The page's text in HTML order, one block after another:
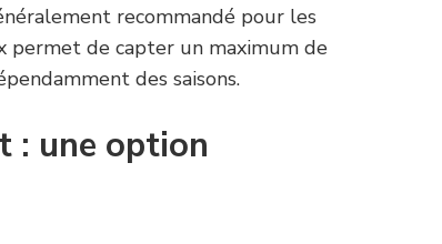
recommandé pour les
permet de capter un maximum de
des saisons.
: une option